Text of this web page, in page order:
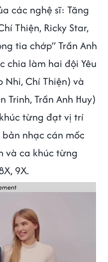
các nghệ sĩ: Tăng
Thiện, Ricky Star,
tia chớp” Trần Anh
chia làm hai đội Yêu
Nhi, Chí Thiện) và
Trinh, Trần Anh Huy)
từng đạt vị trí
nhạc cán mốc
và ca khúc từng
9X.